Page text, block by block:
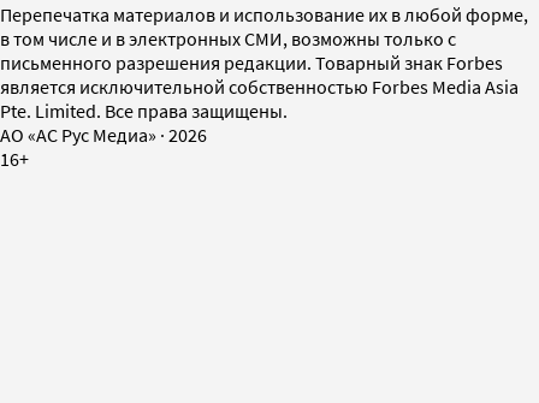
Перепечатка материалов и использование их в любой форме,
в том числе и в электронных СМИ, возможны только с
письменного разрешения редакции. Товарный знак Forbes
является исключительной собственностью Forbes Media Asia
Pte. Limited. Все права защищены.
AO «АС Рус Медиа» · 2026
16+